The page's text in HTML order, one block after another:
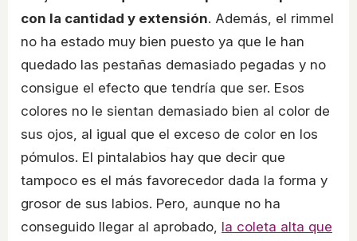
con la cantidad y extensión. Además, el rimmel
no ha estado muy bien puesto ya que le han
quedado las pestañas demasiado pegadas y no
consigue el efecto que tendría que ser. Esos
colores no le sientan demasiado bien al color de
sus ojos, al igual que el exceso de color en los
pómulos. El pintalabios hay que decir que
tampoco es el más favorecedor dada la forma y
grosor de sus labios. Pero, aunque no ha
conseguido llegar al aprobado, la coleta alta que